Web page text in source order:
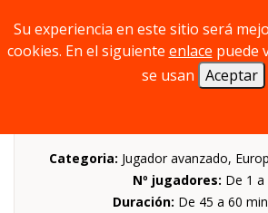
Categoria: Jugador avanzado,
Nº jugadores: De 1 a
Duración: De 45 a 60
Su experiencia en este sitio será
cookies. En el siguiente enlace puede
se usan Aceptar